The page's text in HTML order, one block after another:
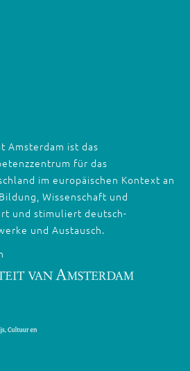
Amsterdam ist das
für das
im europäischen Kontext an
Wissenschaft und
und stimuliert deutsch-
und Austausch.